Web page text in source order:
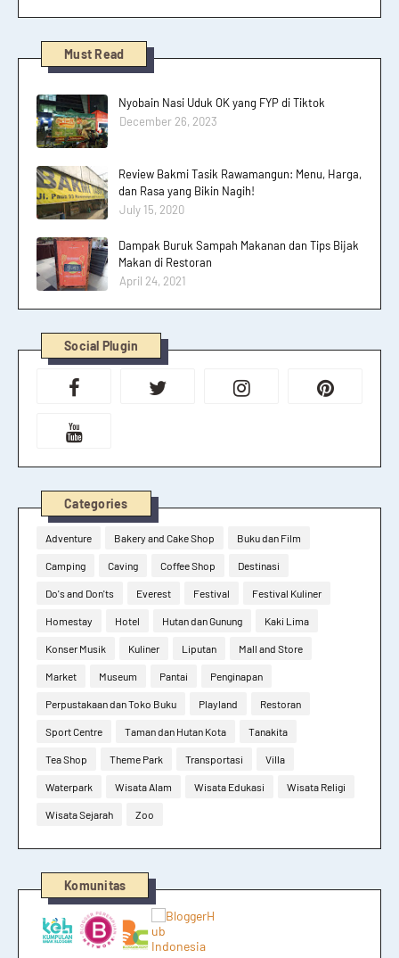
Must Read
Nyobain Nasi Uduk OK yang FYP di Tiktok
December 26, 2023
Review Bakmi Tasik Rawamangun: Menu, Harga,
dan Rasa yang Bikin Nagih!
July 15, 2020
Dampak Buruk Sampah Makanan dan Tips Bijak
Makan di Restoran
April 24, 2021
Social Plugin
Categories
Adventure Bakery and Cake Shop Buku dan Film
Camping Caving Coffee Shop Destinasi
Do's and Don'ts Everest Festival Festival Kuliner
Homestay Hotel Hutan dan Gunung Kaki Lima
Konser Musik Kuliner Liputan Mall and Store
Market Museum Pantai Penginapan
Perpustakaan dan Toko Buku Playland Restoran
Sport Centre Taman dan Hutan Kota Tanakita
Tea Shop Theme Park Transportasi Villa
Waterpark Wisata Alam Wisata Edukasi Wisata Religi
Wisata Sejarah Zoo
Komunitas